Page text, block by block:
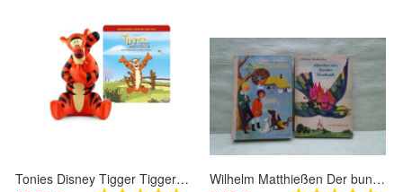
Tonies Disney Tigger Tiggers großes Abenteuer Hörspiel Figur ab 3 Jahren Wilhelm Matthießen Der bunte Kuckuck vom bunten Schreibschrift Großdruck Märchen